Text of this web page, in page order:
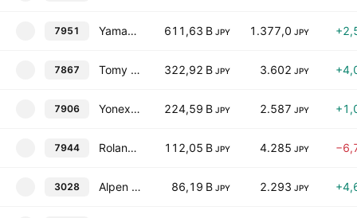
7951 Yamaha Corporation 611,63 B JPY 1.377,0 JPY
7867 Tomy Company, Ltd. 322,92 B JPY 3.602 JPY
7906 Yonex Co., Ltd. 224,59 B JPY 2.587 JPY
7944 Roland Corporation 112,05 B JPY 4.285 JPY
3028 Alpen Co., Ltd. 86,19 B JPY 2.293 JPY